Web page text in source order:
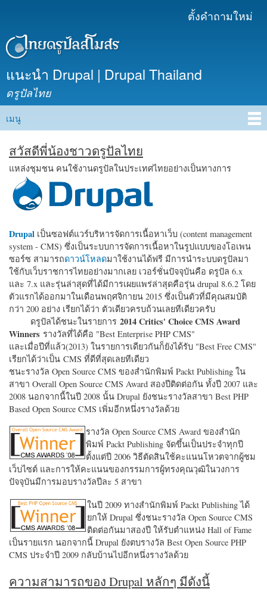
เนื้อหา
ตั้งคำถามใหม่
แนะนำ Drupal | Drupal Thailand
ดรูปัลไทย
Main menu
เมนู
สวัสดีพี่น้องชาวดรูปัลไทย
แหล่งชุมชน คนใช้งานดรูปัลในประเทศไทยอย่างเป็นทางการ
Drupal เป็นซอฟต์แวร์บริหารจัดการเนื้อหาเว็บ (content management
system - CMS) ซึ่งเป็นระบบการจัดการเนื้อหาในรูปแบบของโอเพน
ซอร์ซ สามารถดาวน์โหลดมาใช้งานได้ฟรี มีการนำระบบดรูปัลมา
ใช้กับเว็บราชการไทยอย่างมากเลย เวอร์ชั่นปัจจุบันคือ ดรูปัล 6.x
และ 7.x และรุ่นล่าสุดที่ได้มีการเผยแพร่ล่าสุดคือรุ่น drupal 8.6.2 โดย
ตัวแรกได้ออกมาในเดือนพฤศจิกายน 2015 ซึ่งเป็นตัวที่มีคุณสมบัติ
กว่า 200 อย่าง เรียกได้ว่า ตัวเดียวครบถ้วนเลยทีเดียวครับ
ดรูปัลได้ชนะในรายการ 2014 Critics' Choice CMS Award
Winners รางวัลที่ได้คือ "Best Enterprise PHP CMS"
และเมื่อปีที่แล้ว(2013) ในรายการเดียวกันก็ยังได้รับ "Best Free CMS"
เรียกได้ว่าเป็น CMS ที่ดีที่สุดเลยทีเดียว
ชนะรางวัล Open Source CMS ของสำนักพิมพ์ Packt Publishing ใน
สาขา Overall Open Source CMS Award สองปีติดต่อกัน ทั้งปี 2007 และ
2008 นอกจากนี้ในปี 2008 นั้น Drupal ยังชนะรางวัลสาขา Best PHP
Based Open Source CMS เพิ่มอีกหนึ่งรางวัลด้วย
รางวัล Open Source CMS Award ของสำนัก
พิมพ์ Packt Publishing จัดขึ้นเป็นประจำทุกปี
ตั้งแต่ปี 2006 วิธีตัดสินใช้คะแนนโหวตจากผู้ชม
เว็บไซต์ และการให้คะแนนของกรรมการผู้ทรงคุณวุฒิในวงการ
ปัจจุบันมีการมอบรางวัลปีละ 5 สาขา
ในปี 2009 ทางสำนักพิมพ์ Packt Publishing ได้
ยกให้ Drupal ซึ่งชนะรางวัล Open Source CMS
ติดต่อกันมาสองปี ให้รับตำแหน่ง Hall of Fame
เป็นรายแรก นอกจากนี้ Drupal ยังตบรางวัล Best Open Source PHP
CMS ประจำปี 2009 กลับบ้านไปอีกหนึ่งรางวัลด้วย
ความสามารถของ Drupal หลักๆ มีดังนี้